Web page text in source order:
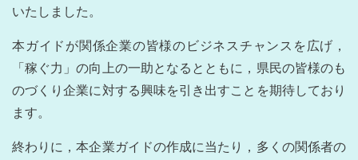
いたしました。
本ガイドが関係企業の皆様のビジネスチャンスを広げ，
「稼ぐ力」の向上の一助となるとともに，県民の皆様のも
のづくり企業に対する興味を引き出すことを期待しており
ます。
終わりに，本企業ガイドの作成に当たり，多くの関係者の